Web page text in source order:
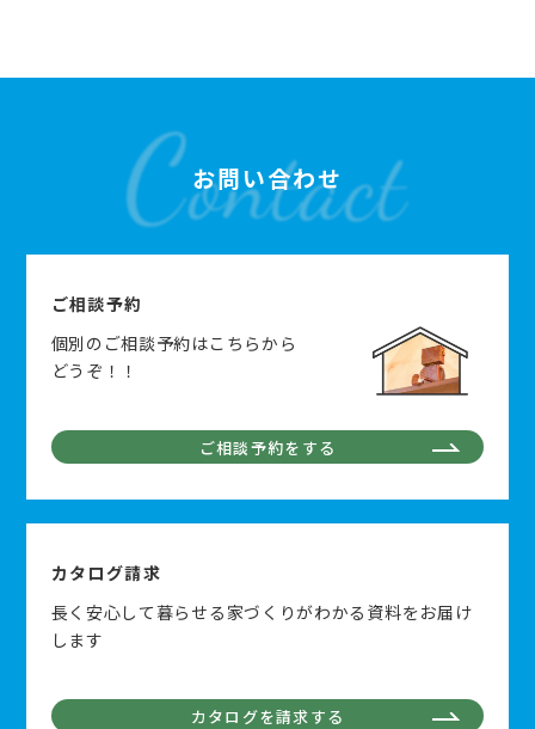
お問い合わせ
ご相談予約
個別のご相談予約はこちらから
どうぞ！！
ご相談予約をする
カタログ請求
長く安心して暮らせる家づくりがわかる資料をお届け
します
カタログを請求する